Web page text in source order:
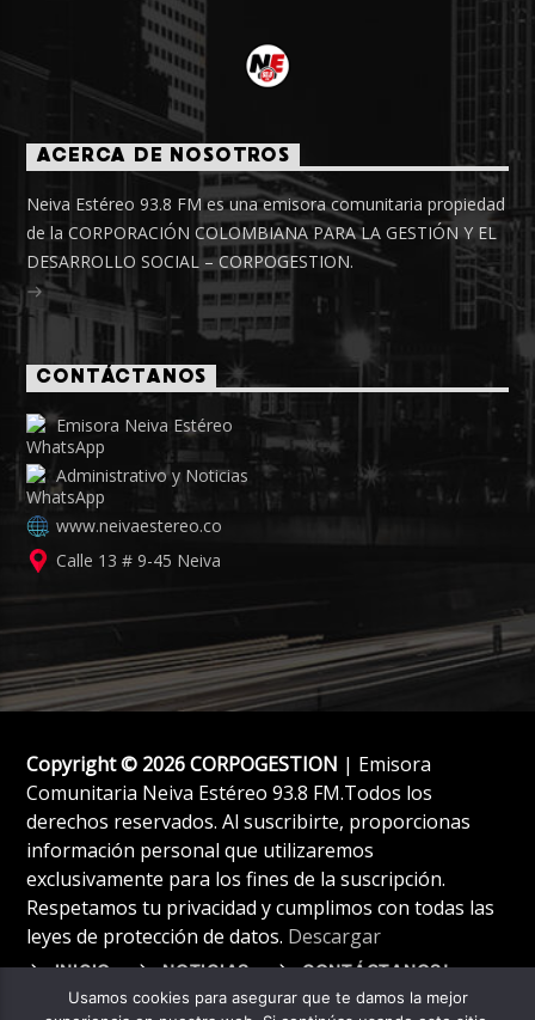
ACERCA DE NOSOTROS
Neiva Estéreo 93.8 FM es una emisora comunitaria propiedad
de la CORPORACIÓN COLOMBIANA PARA LA GESTIÓN Y EL
DESARROLLO SOCIAL – CORPOGESTION.
CONTÁCTANOS
Emisora Neiva Estéreo
Administrativo y Noticias
www.neivaestereo.co
Calle 13 # 9-45 Neiva
Copyright © 2026 CORPOGESTION | Emisora
Comunitaria Neiva Estéreo 93.8 FM.Todos los
derechos reservados. Al suscribirte, proporcionas
información personal que utilizaremos
exclusivamente para los fines de la suscripción.
Respetamos tu privacidad y cumplimos con todas las
leyes de protección de datos. Descargar
INICIO NOTICIAS CONTÁCTANOS!
Usamos cookies para asegurar que te damos la mejor